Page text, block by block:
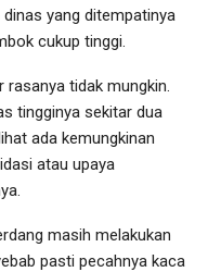
yang ditempatinya
cukup tinggi.
rasanya tidak mungkin.
tingginya sekitar dua
ada kemungkinan
atau upaya
masih melakukan
pasti pecahnya kaca